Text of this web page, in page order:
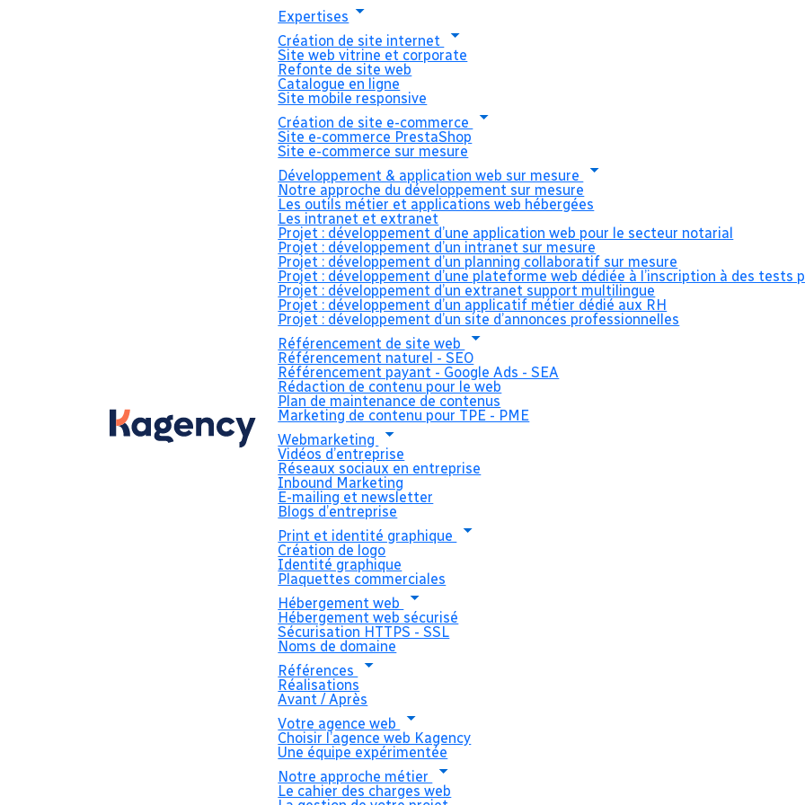
Expertises
Création de site internet
Site web vitrine et corporate
Refonte de site web
Catalogue en ligne
Site mobile responsive
Création de site e-commerce
Site e-commerce PrestaShop
Site e-commerce sur mesure
Développement & application web sur mesure
Notre approche du développement sur mesure
Les outils métier et applications web hébergées
Les intranet et extranet
Projet : développement d’une application web pour le secteur notarial
Projet : développement d’un intranet sur mesure
Projet : développement d’un planning collaboratif sur mesure
Projet : développement d’une plateforme web dédiée à l’inscription à des tests
Projet : développement d’un extranet support multilingue
Projet : développement d’un applicatif métier dédié aux RH
Projet : développement d’un site d’annonces professionnelles
Référencement de site web
Référencement naturel - SEO
Référencement payant - Google Ads - SEA
Rédaction de contenu pour le web
Plan de maintenance de contenus
Marketing de contenu pour TPE - PME
Webmarketing
Vidéos d’entreprise
Réseaux sociaux en entreprise
Inbound Marketing
E-mailing et newsletter
Blogs d’entreprise
Print et identité graphique
Création de logo
Identité graphique
Plaquettes commerciales
Hébergement web
Hébergement web sécurisé
Sécurisation HTTPS - SSL
Noms de domaine
Références
Réalisations
Avant / Après
Votre agence web
Choisir l’agence web Kagency
Une équipe expérimentée
Notre approche métier
Le cahier des charges web
Adelis renouvelle sa
confiance à Kagency
site web de Locstudio
Adelis renouvelle sa confiance à Kagency pour le site web de Locstudio